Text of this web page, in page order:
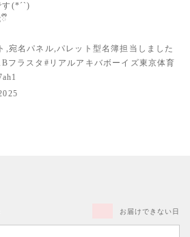
す(*´`)
,宛名パネル,パレット型名簿担当しました
フラスタ #リアルアキバボーイズ東京体育
お届けできない日